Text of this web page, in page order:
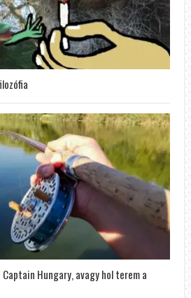
Hungary, avagy hol terem a